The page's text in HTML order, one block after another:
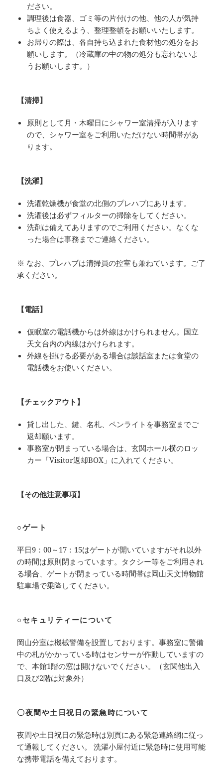
ださい。
調理後は食器、ゴミ等の片付けの他、他の人が気持
ちよく使えるよう、整理整頓をお願いいたします。
お帰りの際は、各自持ち込まれた食材他の処分をお
願いします。（冷蔵庫の中の物の処分も忘れないよ
うお願いします。）
【清掃】
原則として月・木曜日にシャワー室清掃が入ります
ので、シャワー室をご利用いただけない時間帯があ
ります。
【洗濯】
洗濯乾燥機が食堂の北側のプレハブにあります。
洗濯後は必ずフィルターの掃除をしてください。
洗剤は備えてありますのでご利用ください。なくな
った場合は事務までご連絡ください。
※ なお、プレハブは清掃員の控室も兼ねています。ご了
承ください。
【電話】
仮眠室の電話機からは外線はかけられません。国立
天文台内の内線はかけられます。
外線を掛ける必要がある場合は談話室または食堂の
電話機をお使いください。
【チェックアウト】
貸し出した、鍵、名札、ペンライトを事務室までご
返却願います。
事務室が閉まっている場合は、玄関ホール横のロッ
カー「Visitor返却BOX」に入れてください。
【その他注意事項】
○ゲート
平日9：00～17：15はゲートが開いていますがそれ以外
の時間は原則閉まっています。タクシー等をご利用され
る場合、ゲートが閉まっている時間帯は岡山天文博物館
駐車場で乗降してください。
○セキュリティーについて
岡山分室は機械警備を設置しております。事務室に警備
中の札がかかっている時はセンサーが作動していますの
で、本館1階の窓は開けないでください。（玄関他出入
口及び2階は対象外）
〇夜間や土日祝日の緊急時について
夜間や土日祝日の緊急時は別頁にある緊急連絡網に従っ
て通報してください。 洗濯小屋付近に緊急時に使用可能
な携帯電話を備えております。